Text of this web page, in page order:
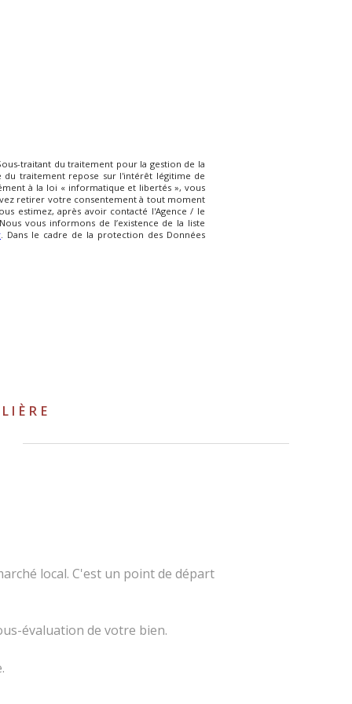
traitant du traitement pour la gestion de la
du traitement repose sur l'intérêt légitime de
à la loi « informatique et libertés », vous
retirer votre consentement à tout moment
estimez, après avoir contacté l'Agence / le
vous informons de l’existence de la liste
. Dans le cadre de la protection des Données
local. C'est un point de départ
évaluation de votre bien.